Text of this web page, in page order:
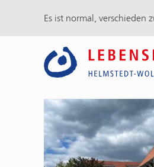
Es ist normal, verschieden